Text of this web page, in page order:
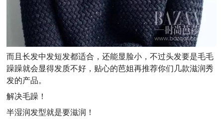
而且长发中发短发都适合，还能显脸小，不过头发要是毛毛
躁躁就会显得发质不好，贴心的芭姐再推荐你们几款滋润秀
发的产品。
解决毛躁！
半湿润发型就是要滋润！